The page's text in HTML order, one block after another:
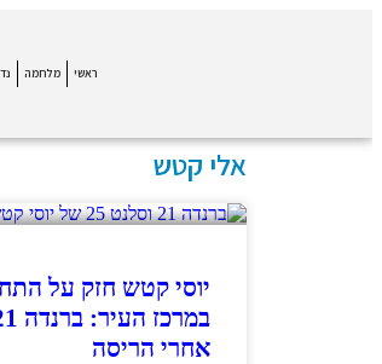
ראשי מלחמה
אלי קטש
יוסי קטש חזק על
אחרי הריסה